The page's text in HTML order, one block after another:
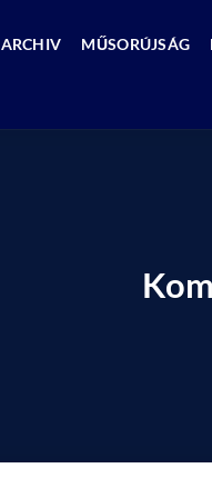
ARCHIV MŰSORÚJSÁG